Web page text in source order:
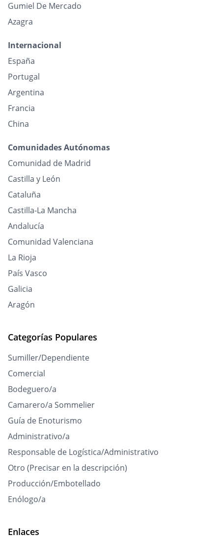
Gumiel De Mercado
Azagra
Internacional
España
Portugal
Argentina
Francia
China
Comunidades Autónomas
Comunidad de Madrid
Castilla y León
Cataluña
Castilla-La Mancha
Andalucía
Comunidad Valenciana
La Rioja
País Vasco
Galicia
Aragón
Categorías Populares
Sumiller/Dependiente
Comercial
Bodeguero/a
Camarero/a Sommelier
Guía de Enoturismo
Administrativo/a
Responsable de Logística/Administrativo
Otro (Precisar en la descripción)
Producción/Embotellado
Enólogo/a
Enlaces